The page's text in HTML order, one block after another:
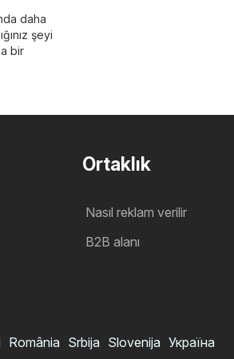
daha
şeyi
bir
Ortaklık
Nasıl reklam verilir
B2B alanı
România Srbija Slovenija Україна